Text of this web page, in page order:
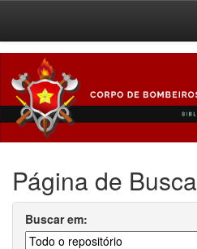
navigation
Página de Busca
Buscar em: